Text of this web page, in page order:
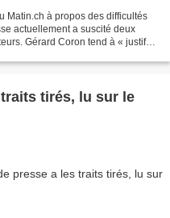
Matin.ch à propos des difficultés
actuellement a suscité deux
Gérard Coron tend à « justifier
tirés, lu sur le